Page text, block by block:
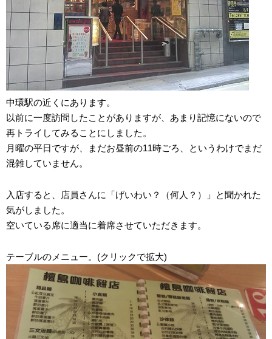
中環駅の近くにあります。
以前に一度訪問したことがありますが、あまり記憶にないので
再トライしてみることにしました。
月曜の平日ですが、まだお昼前の11時ごろ、というわけでまだ
混雑していません。
入店すると、店員さんに「げいわい？（何人？）」と聞かれた
気がしました。
空いている席に適当に着席させていただきます。
テーブルのメニュー。(クリックで拡大)